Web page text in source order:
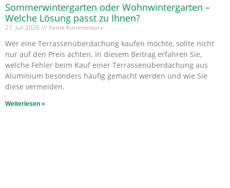
Sommerwintergarten oder Wohnwintergarten –
Welche Lösung passt zu Ihnen?
27. Juli 2026 Keine Kommentare
Wer eine Terrassenüberdachung kaufen möchte, sollte nicht
nur auf den Preis achten. In diesem Beitrag erfahren Sie,
welche Fehler beim Kauf einer Terrassenüberdachung aus
Aluminium besonders häufig gemacht werden und wie Sie
diese vermeiden.
Weiterlesen »